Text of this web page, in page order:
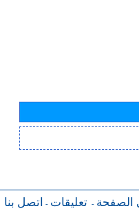
الصفحة - تعليقات - اتصل بنا